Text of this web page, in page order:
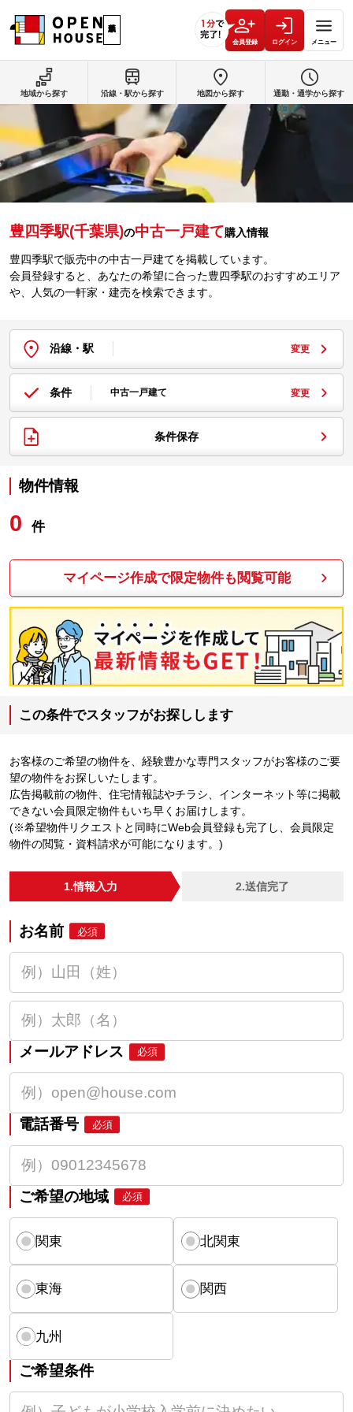
会員登録 ログイン メニュー
豊四季駅(千葉県)の中古一戸建て購入情報
豊四季駅で販売中の中古一戸建てを掲載しています。
会員登録すると、あなたの希望に合った豊四季駅のおすすめエリア
や、人気の一軒家・建売を検索できます。
沿線・駅 変更
条件 中古一戸建て 変更
条件保存
物件情報
0 件
マイページ作成で限定物件も閲覧可能
この条件でスタッフがお探しします
お客様のご希望の物件を、経験豊かな専門スタッフがお客様のご要
望の物件をお探しいたします。
広告掲載前の物件、住宅情報誌やチラシ、インターネット等に掲載
できない会員限定物件もいち早くお届けします。
(※希望物件リクエストと同時にWeb会員登録も完了し、会員限定
物件の閲覧・資料請求が可能になります。)
1.情報入力 2.送信完了
お名前 必須
メールアドレス 必須
電話番号 必須
ご希望の地域 必須
関東 北関東
東海 関西
九州
ご希望条件
地域から探す 沿線・駅から探す 地図から探す 通勤・通学から探す